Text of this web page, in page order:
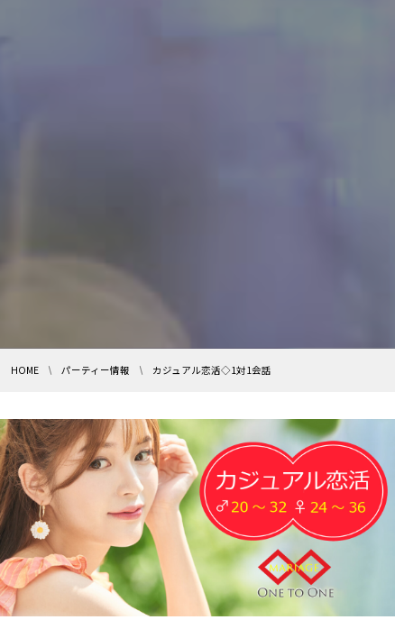
HOME パーティー情報 カジュアル恋活◇1対1会話